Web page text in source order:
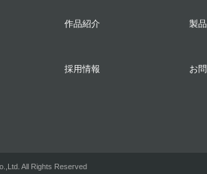
作品紹介 製
採用情報 お
All Rights Reserved